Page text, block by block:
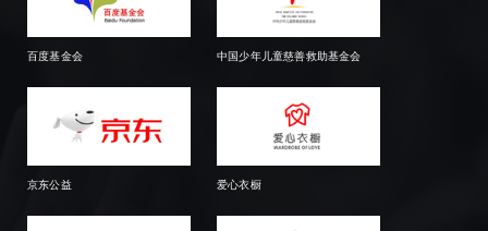
百度基金会 中国少年儿童慈善救助基金会
京东公益 爱心衣橱